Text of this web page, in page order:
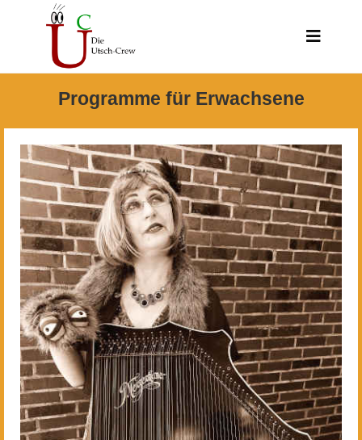
Programme für Erwachsene